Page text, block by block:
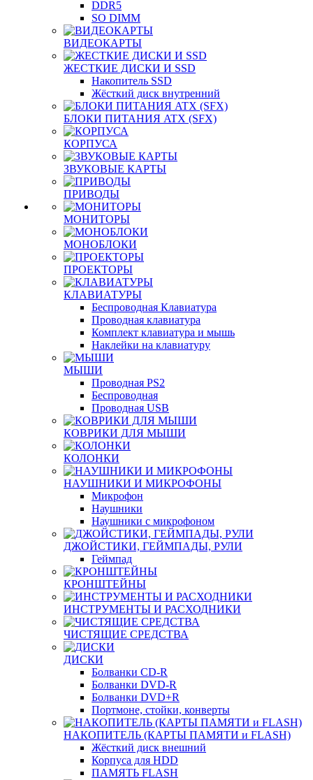
DDR5
SO DIMM
ВИДЕОКАРТЫ
ЖЕСТКИЕ ДИСКИ И SSD
Накопитель SSD
Жёсткий диск внутренний
БЛОКИ ПИТАНИЯ ATX (SFX)
КОРПУСА
ЗВУКОВЫЕ КАРТЫ
ПРИВОДЫ
МОНИТОРЫ
МОНОБЛОКИ
ПРОЕКТОРЫ
КЛАВИАТУРЫ
Беспроводная Клавиатура
Проводная клавиатура
Комплект клавиатура и мышь
Наклейки на клавиатуру
МЫШИ
Проводная PS2
Беспроводная
Проводная USB
КОВРИКИ ДЛЯ МЫШИ
КОЛОНКИ
НАУШНИКИ И МИКРОФОНЫ
Микрофон
Наушники
Наушники с микрофоном
ДЖОЙСТИКИ, ГЕЙМПАДЫ, РУЛИ
Геймпад
КРОНШТЕЙНЫ
ИНСТРУМЕНТЫ И РАСХОДНИКИ
ЧИСТЯЩИЕ СРЕДСТВА
ДИСКИ
Болванки CD-R
Болванки DVD-R
Болванки DVD+R
Портмоне, стойки, конверты
НАКОПИТЕЛЬ (КАРТЫ ПАМЯТИ и FLASH)
Жёсткий диск внешний
Корпуса для HDD
ПАМЯТЬ FLASH